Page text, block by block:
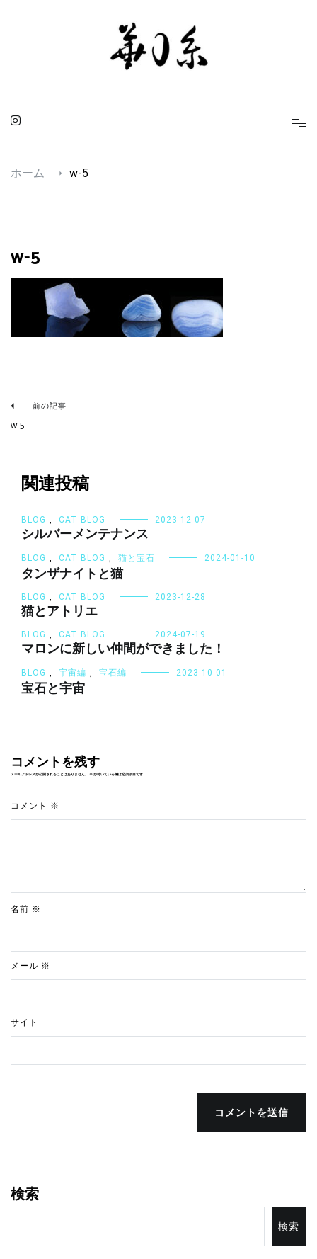
ホーム w-5
w-5
投
稿
ナ
ゲ
ー
シ
ョ
ン
前の記事
w-5
関連投稿
BLOG CAT BLOG 2023-12-07
シルバーメンテナンス
BLOG CAT BLOG 猫と宝石 2024-01-10
タンザナイトと猫
BLOG CAT BLOG 2023-12-28
猫とアトリエ
BLOG CAT BLOG 2024-07-19
マロンに新しい仲間ができました！
BLOG 宇宙編 宝石編 2023-10-01
宝石と宇宙
コメントを残す
メールアドレスが公開されることはありません。 ※が付いている欄は必須項目です
コメント ※
名前 ※
メール ※
サイト
コメントを送信
検索
検索